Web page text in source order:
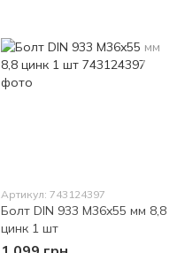
Артикул: 743124397
Болт DIN 933 M36x55 мм 8,8
цинк 1 шт